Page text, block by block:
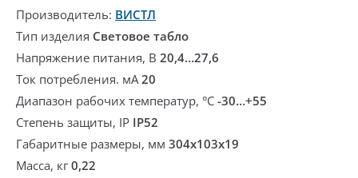
Производитель: ВИСТЛ
Тип изделия Световое табло
Напряжение питания, В 20,4…27,6
Ток потребления. мА20
Диапазон рабочих температур, °С -30…+55
Степень защиты, IP IP52
Габаритные размеры, мм 304x103x19
Масса, кг0,22